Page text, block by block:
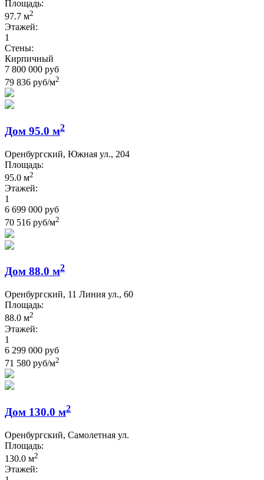
Площадь:
97.7 м2
Этажей:
1
Стены:
Кирпичный
7 800 000 руб
79 836 руб/м2
Дом 95.0 м2
Оренбургский, Южная ул., 204
Площадь:
95.0 м2
Этажей:
1
6 699 000 руб
70 516 руб/м2
Дом 88.0 м2
Оренбургский, 11 Линия ул., 60
Площадь:
88.0 м2
Этажей:
1
6 299 000 руб
71 580 руб/м2
Дом 130.0 м2
Оренбургский, Самолетная ул.
Площадь:
130.0 м2
Этажей: